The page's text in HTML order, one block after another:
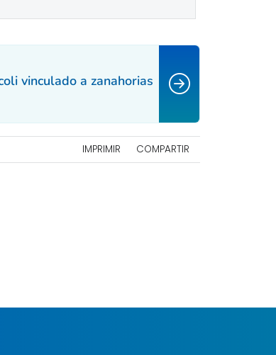
vinculado a zanahorias
IMPRIMIR COMPARTIR